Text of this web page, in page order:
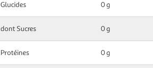
Glucides 0 g
dont Sucres 0 g
Protéines 0 g